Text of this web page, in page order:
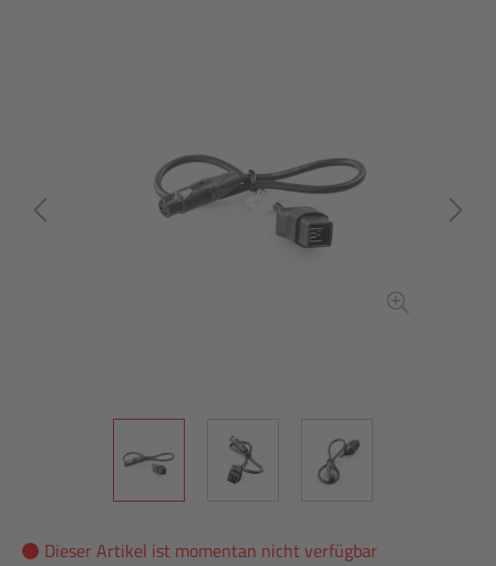
Dieser Artikel ist momentan nicht verfügbar